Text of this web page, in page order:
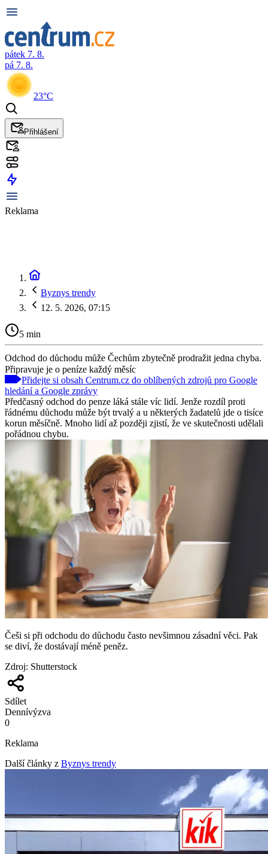
pátek 7. 8.
pá 7. 8.
23°C
Přihlášení
Reklama
Byznys trendy
12. 5. 2026, 07:15
5 min
Odchod do důchodu může Čechům zbytečně prodražit jedna chyba.
Připravuje je o peníze každý měsíc
Přidejte si obsah Centrum.cz do oblíbených zdrojů pro Google
hledání a Google zprávy
Předčasný odchod do penze láká stále víc lidí. Jenže rozdíl proti
řádnému důchodu může být trvalý a u některých žadatelů jde o tisíce
korun měsíčně. Mnoho lidí až později zjistí, že ve skutečnosti udělali
pořádnou chybu.
Češi si při odchodu do důchodu často nevšimnou zásadní věci. Pak
se diví, že dostávají méně peněz.
Zdroj: Shutterstock
Sdílet
Dennívýzva
0
Reklama
Další články z Byznys trendy